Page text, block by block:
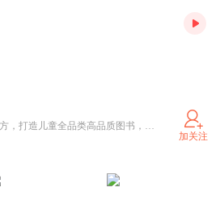
司南时代携手书魔方，打造儿童全品类高品质图书，快来点击关注订阅收听吧！
加关注